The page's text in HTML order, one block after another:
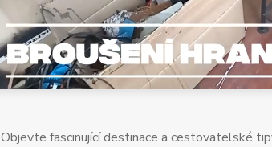
Objevte fascinující destinace a cestovatelské